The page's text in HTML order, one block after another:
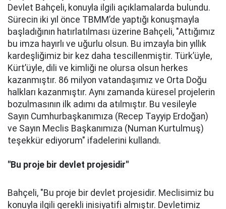
Devlet Bahçeli, konuyla ilgili açıklamalarda bulundu.
Sürecin iki yıl önce TBMM’de yaptığı konuşmayla
başladığının hatırlatılması üzerine Bahçeli, "Attığımız
bu imza hayırlı ve uğurlu olsun. Bu imzayla bin yıllık
kardeşliğimiz bir kez daha tescillenmiştir. Türk’üyle,
Kürt’üyle, dili ve kimliği ne olursa olsun herkes
kazanmıştır. 86 milyon vatandaşımız ve Orta Doğu
halkları kazanmıştır. Aynı zamanda küresel projelerin
bozulmasının ilk adımı da atılmıştır. Bu vesileyle
Sayın Cumhurbaşkanımıza (Recep Tayyip Erdoğan)
ve Sayın Meclis Başkanımıza (Numan Kurtulmuş)
teşekkür ediyorum" ifadelerini kullandı.
"Bu proje bir devlet projesidir"
Bahçeli, "Bu proje bir devlet projesidir. Meclisimiz bu
konuyla ilgili gerekli inisiyatifi almıştır. Devletimiz